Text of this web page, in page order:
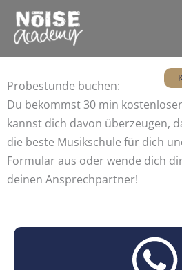
Zum
Inhalt
springen
Probestunde buchen:
Du bekommst 30 min
kannst dich davon überzeugen,
die beste Musikschule für dich
Formular aus oder wende dich
deinen Ansprechpartner!